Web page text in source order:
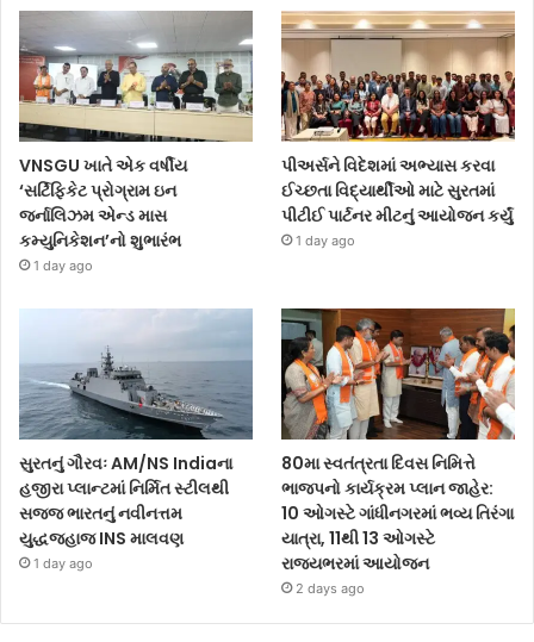
VNSGU ખાતે એક વર્ષીય
‘સર્ટિફિકેટ પ્રોગ્રામ ઇન
જર્નાલિઝમ એન્ડ માસ
કમ્યુનિકેશન’નો શુભારંભ
1 day ago
પીઅર્સને વિદેશમાં અભ્યાસ કરવા
ઈચ્છતા વિદ્યાર્થીઓ માટે સુરતમાં
પીટીઈ પાર્ટનર મીટનું આયોજન કર્યું
1 day ago
સુરતનું ગૌરવઃ AM/NS Indiaના
હજીરા પ્લાન્ટમાં નિર્મિત સ્ટીલથી
સજ્જ ભારતનું નવીનત્તમ
યુદ્ધજહાજ INS માલવણ
1 day ago
80મા સ્વતંત્રતા દિવસ નિમિત્તે
ભાજપનો કાર્યક્રમ પ્લાન જાહેર:
10 ઓગસ્ટે ગાંધીનગરમાં ભવ્ય તિરંગા
યાત્રા, 11થી 13 ઓગસ્ટે
રાજ્યભરમાં આયોજન
2 days ago